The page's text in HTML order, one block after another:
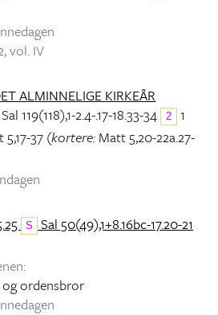
vol. IV
ALMINNELIGE KIRKEÅR
119(118),1-2.4-.17-18.33-34 2
1
5,17-37 (kortere: Matt 5,20-22a.27-
S Sal 50(49),1+8.16bc-17.20-21
og ordensbror